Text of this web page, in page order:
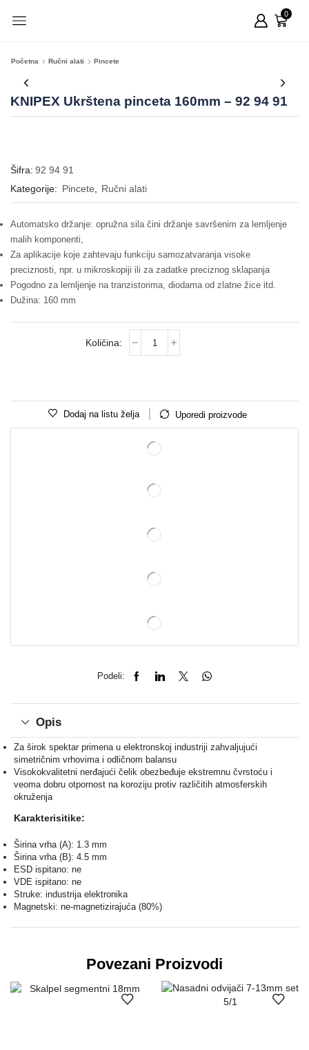
0
Početna Ručni alati Pincete
KNIPEX Ukrštena pinceta 160mm – 92 94 91
Šifra: 92 94 91
Kategorije: Pincete Ručni alati
Automatsko držanje: opružna sila čini držanje savršenim za lemljenje
malih komponenti,
Za aplikacije koje zahtevaju funkciju samozatvaranja visoke
preciznosti, npr. u mikroskopiji ili za zadatke preciznog sklapanja
Pogodno za lemljenje na tranzistorima, diodama od zlatne žice itd.
Dužina: 160 mm
Dodaj na listu želja Uporedi proizvode
Podeli:
Opis
Za širok spektar primena u elektronskoj industriji zahvaljujući
simetričnim vrhovima i odličnom balansu
Visokokvalitetni nerđajući čelik obezbeđuje ekstremnu čvrstoću i
veoma dobru otpornost na koroziju protiv različitih atmosferskih
okruženja
Karakterisitike:
Širina vrha (A): 1.3 mm
Širina vrha (B): 4.5 mm
ESD ispitano: ne
VDE ispitano: ne
Struke: industrija elektronika
Magnetski: ne-magnetizirajuća (80%)
Povezani Proizvodi